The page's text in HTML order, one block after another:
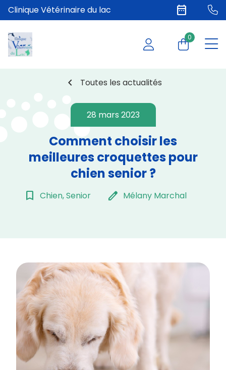
Clinique Vétérinaire du lac date_range
0
chevron_left Toutes les actualités
28 mars 2023
Comment choisir les
meilleures croquettes pour
chien senior ?
bookmark_border Chien, Senior edit Mélany Marchal